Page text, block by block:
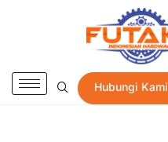
Hubungi Kami